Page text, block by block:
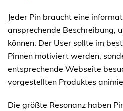
Jeder Pin braucht eine
ansprechende Beschreibung,
können. Der User sollte im
Pinnen motiviert werden,
entsprechende Webseite
vorgestellten Produktes
Die größte Resonanz haben